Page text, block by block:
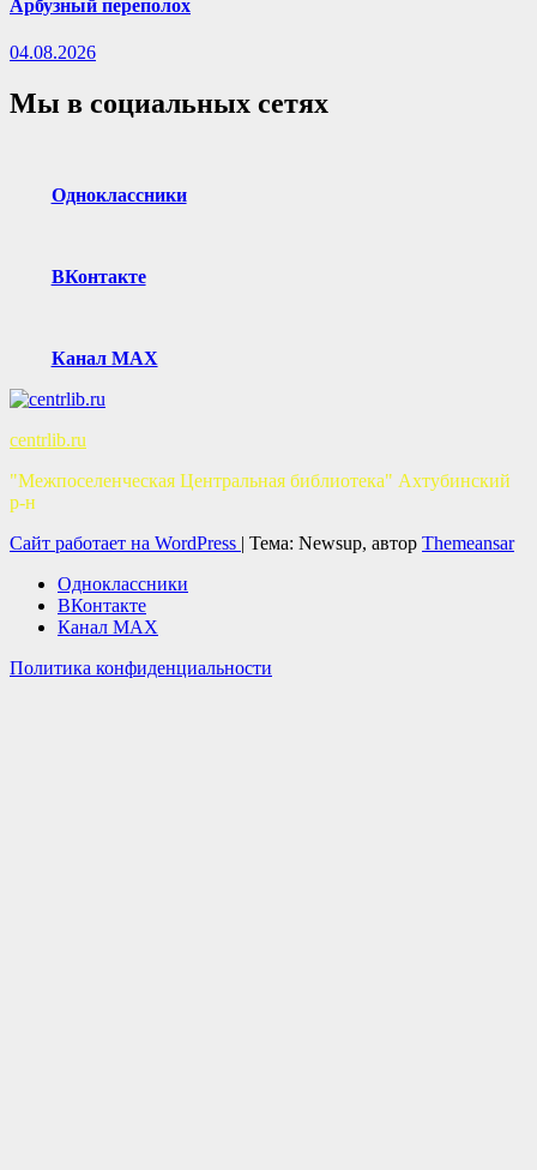
Арбузный переполох
04.08.2026
Мы в социальных сетях
Одноклассники
ВКонтакте
Канал MAX
centrlib.ru
"Межпоселенческая Центральная библиотека" Ахтубинский
р-н
Сайт работает на WordPress | Тема: Newsup, автор Themeansar
Одноклассники
ВКонтакте
Канал MAX
Политика конфиденциальности